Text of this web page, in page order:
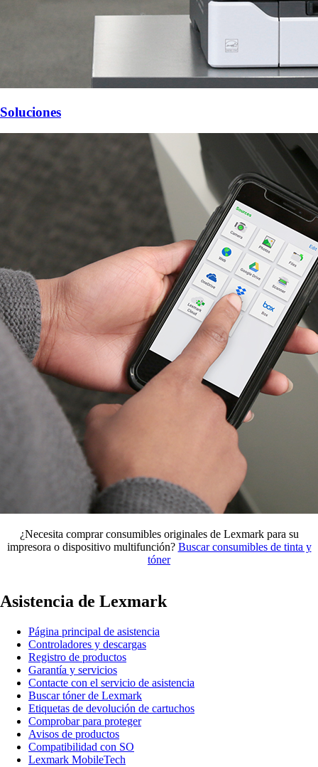
Soluciones
¿Necesita comprar consumibles originales de Lexmark para su
impresora o dispositivo multifunción? Buscar consumibles de tinta y
tóner
Asistencia de Lexmark
Página principal de asistencia
Controladores y descargas
Registro de productos
Garantía y servicios
Contacte con el servicio de asistencia
Buscar tóner de Lexmark
Etiquetas de devolución de cartuchos
Comprobar para proteger
Avisos de productos
Compatibilidad con SO
Lexmark MobileTech